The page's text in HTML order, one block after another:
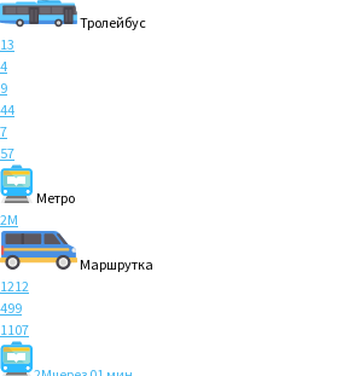
Тролейбус
13
4
9
44
7
57
Метро
2M
Маршрутка
1212
499
1107